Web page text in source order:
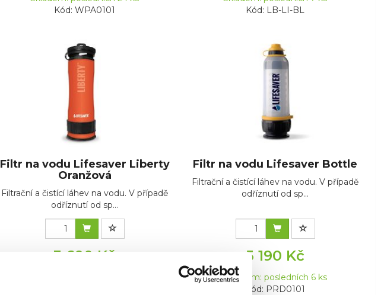
Kód: WPA0101
Kód: LB-LI-BL
Filtr na vodu Lifesaver Liberty
Oranžová
Filtrační a čistící láhev na vodu. V případě
odříznutí od sp...
3 690 Kč
Filtr na vodu Lifesaver Bottle
Filtrační a čistící láhev na vodu. V případě
odříznutí od sp...
5 190 Kč
Skladem: posledních 6 ks
Kód: PRD0101